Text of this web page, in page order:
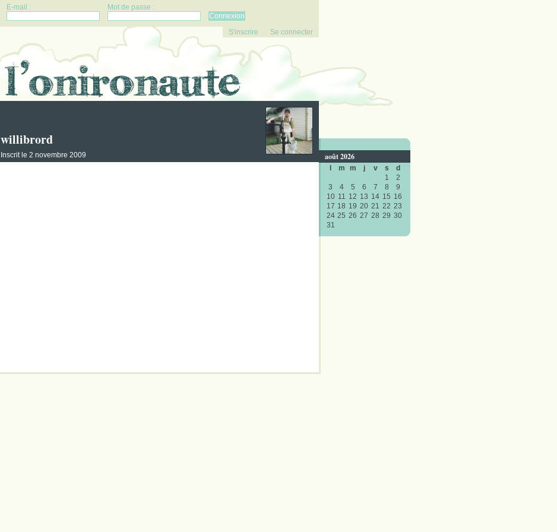
E-mail : Mot de passe :
S'inscrire Se connecter
willibrord
Inscrit le 2 novembre 2009
août 2026
m m j v s
d
1
2
3
4 5 6 7 8
9
10 11 12 13 14 15 16
17 18 19 20 21 22 23
24 25 26 27 28 29 30
31